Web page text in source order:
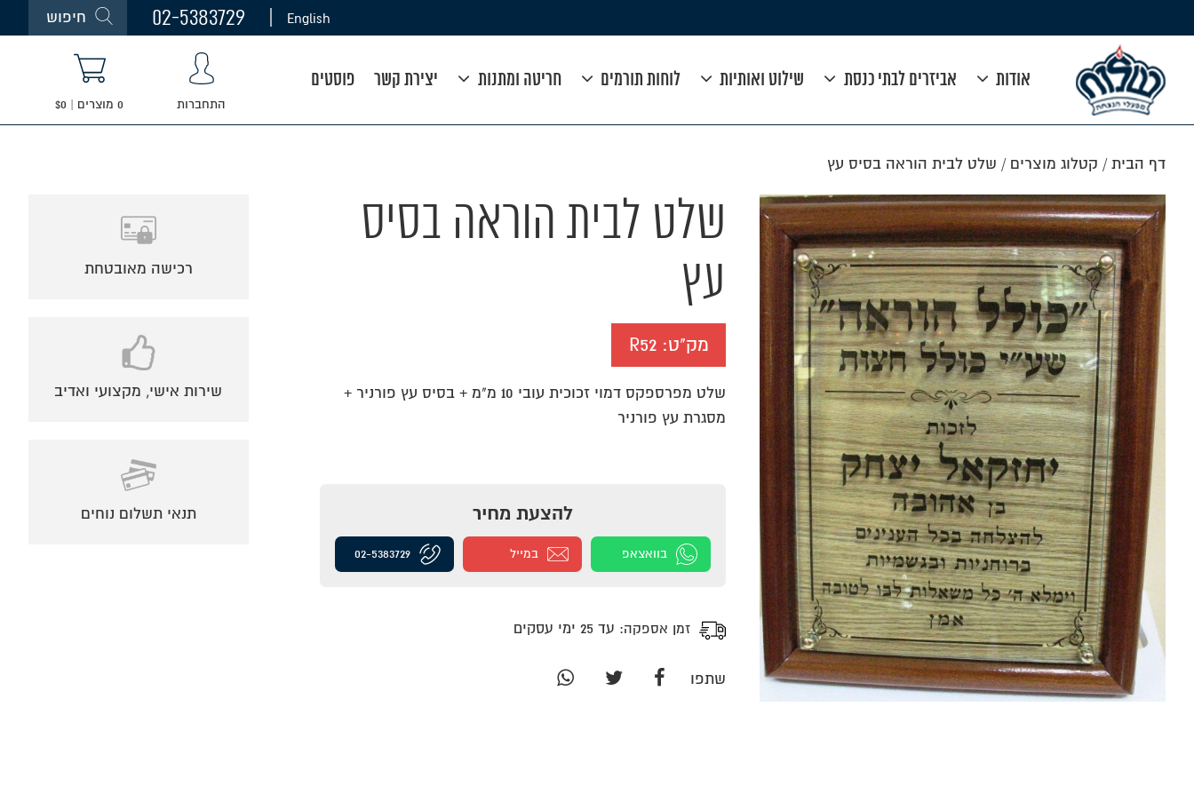
English
02-5383729 חיפוש
אודות אביזרים לבתי כנסת שילוט ואותיות לוחות תורמים חריטה ומתנות יצירת קשר פוסטים
התחברות 0 מוצרים |
$0
דף הבית/ קטלוג מוצרים / שלט לבית הוראה בסיס עץ
שלט לבית הוראה בסיס
עץ
מק"ט:R52
שלט מפרספקס דמוי זכוכית עובי 10 מ"מ + בסיס עץ פורניר +
מסגרת עץ פורניר
להצעת מחיר
בוואצאפ במייל 02-5383729
זמן אספקה: עד 25 ימי עסקים
שתפו
רכישה מאובטחת
שירות אישי, מקצועי ואדיב
תנאי תשלום נוחים